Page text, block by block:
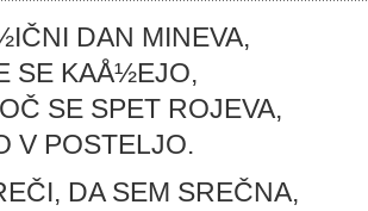
DAN MINEVA,
SE KAÅ½EJO,
SE SPET ROJEVA,
V POSTELJO.
DA SEM SREČNA,